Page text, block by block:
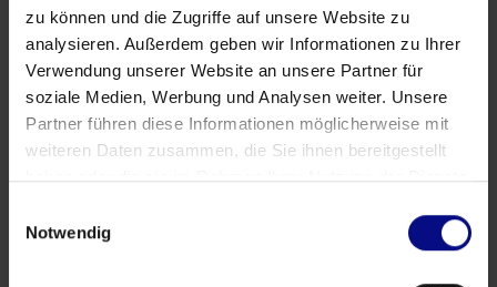
zu können und die Zugriffe auf unsere Website zu
analysieren. Außerdem geben wir Informationen zu Ihrer
Verwendung unserer Website an unsere Partner für
soziale Medien, Werbung und Analysen weiter. Unsere
Partner führen diese Informationen möglicherweise mit
weiteren Daten zusammen, die Sie ihnen bereitgestellt
haben oder die sie im Rahmen Ihrer Nutzung der Dienste
Notwendig